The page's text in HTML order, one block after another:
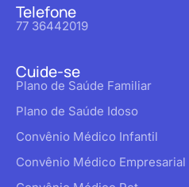
Telefone
77 36442019
Cuide-se
Plano de Saúde Familiar
Plano de Saúde Idoso
Convênio Médico Infantil
Convênio Médico Empresarial